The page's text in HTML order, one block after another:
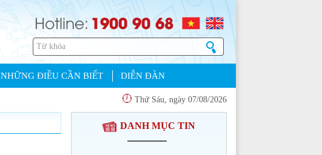
Hotline:1900 90 68
NHỮNG ĐIỀU CẦN BIẾT DIỄN ĐÀN
Thứ Sáu, ngày 07/08/2026
DANH MỤC TIN